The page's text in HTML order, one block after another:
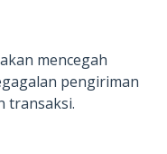
mencegah
pengiriman
transaksi.